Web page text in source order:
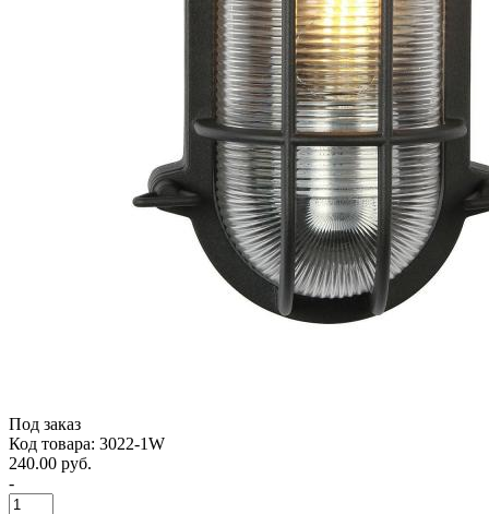
Под заказ
Код товара: 3022-1W
240.00 руб.
-